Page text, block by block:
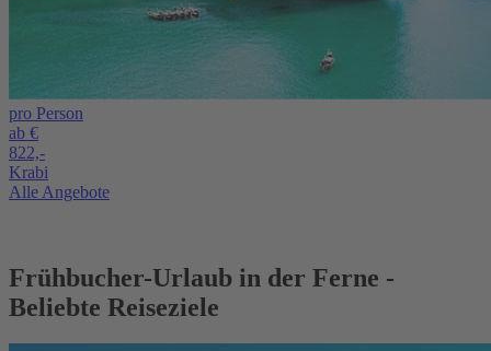
pro Person
ab €
822,-
Krabi
Alle Angebote
Frühbucher-Urlaub in der Ferne -
Beliebte Reiseziele